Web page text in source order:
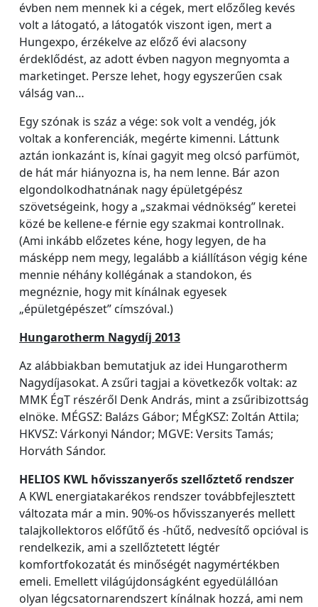
évben nem mennek ki a cégek, mert előzőleg kevés
volt a látogató, a látogatók viszont igen, mert a
Hungexpo, érzékelve az előző évi alacsony
érdeklődést, az adott évben nagyon megnyomta a
marketinget. Persze lehet, hogy egyszerűen csak
válság van…
Egy szónak is száz a vége: sok volt a vendég, jók
voltak a konferenciák, megérte kimenni. Láttunk
aztán ionkazánt is, kínai gagyit meg olcsó parfümöt,
de hát már hiányozna is, ha nem lenne. Bár azon
elgondolkodhatnának nagy épületgépész
szövetségeink, hogy a „szakmai védnökség” keretei
közé be kellene-e férnie egy szakmai kontrollnak.
(Ami inkább előzetes kéne, hogy legyen, de ha
másképp nem megy, legalább a kiállításon végig kéne
mennie néhány kollégának a standokon, és
megnéznie, hogy mit kínálnak egyesek
„épületgépészet” címszóval.)
Hungarotherm Nagydíj 2013
Az alábbiakban bemutatjuk az idei Hungarotherm
Nagydíjasokat. A zsűri tagjai a következők voltak: az
MMK ÉgT részéről Denk András, mint a zsűribizottság
elnöke. MÉGSZ: Balázs Gábor; MÉgKSZ: Zoltán Attila;
HKVSZ: Várkonyi Nándor; MGVE: Versits Tamás;
Horváth Sándor.
HELIOS KWL hővisszanyerős szellőztető rendszer
A KWL energiatakarékos rendszer továbbfejlesztett
változata már a min. 90%-os hővisszanyerés mellett
talajkollektoros előfűtő és -hűtő, nedvesítő opcióval is
rendelkezik, ami a szellőztetett légtér
komfortfokozatát és minőségét nagymértékben
emeli. Emellett világújdonságként egyedülállóan
olyan légcsatornarendszert kínálnak hozzá, ami nem